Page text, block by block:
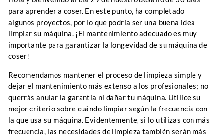
para aprender a coser. En este punto, ha completado
algunos proyectos, por lo que podría ser una buena idea
limpiar su máquina. ¡El mantenimiento adecuado es muy
importante para garantizar la longevidad de su máquina de
coser!
Recomendamos mantener el proceso de limpieza simple y
dejar el mantenimiento más extenso a los profesionales; no
querrás anular la garantía ni dañar tu máquina. Utilice su
mejor criterio sobre cuándo limpiar según la frecuencia con
la que usa su máquina. Evidentemente, si lo utilizas con más
frecuencia, las necesidades de limpieza también serán más